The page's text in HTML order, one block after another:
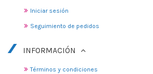
Iniciar sesión
Seguimiento de pedidos
INFORMACIÓN
Términos y condiciones